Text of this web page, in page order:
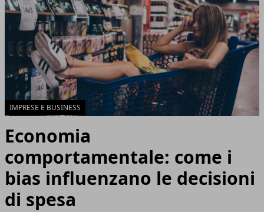
IMPRESE E BUSINESS
Economia
comportamentale: come i
bias influenzano le decisioni
di spesa